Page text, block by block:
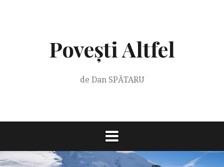
Povești Altfel
de Dan SPĂTARU